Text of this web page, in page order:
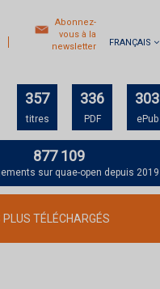
Abonnez-
vous à la
newsletter
FRANÇAIS
357
titres
336
PDF
303
ePub
877 109
sur quae-open depuis 2019
PLUS TÉLÉCHARGÉS